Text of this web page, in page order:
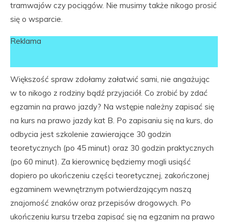
tramwajów czy pociągów. Nie musimy także nikogo prosić
się o wsparcie.
Reklama
Większość spraw zdołamy załatwić sami, nie angażując
w to nikogo z rodziny bądź przyjaciół. Co zrobić by zdać
egzamin na prawo jazdy? Na wstępie należny zapisać się
na kurs na prawo jazdy kat B. Po zapisaniu się na kurs, do
odbycia jest szkolenie zawierające 30 godzin
teoretycznych (po 45 minut) oraz 30 godzin praktycznych
(po 60 minut). Za kierownicę będziemy mogli usiąść
dopiero po ukończeniu części teoretycznej, zakończonej
egzaminem wewnętrznym potwierdzającym naszą
znajomość znaków oraz przepisów drogowych. Po
ukończeniu kursu trzeba zapisać się na egzanim na prawo